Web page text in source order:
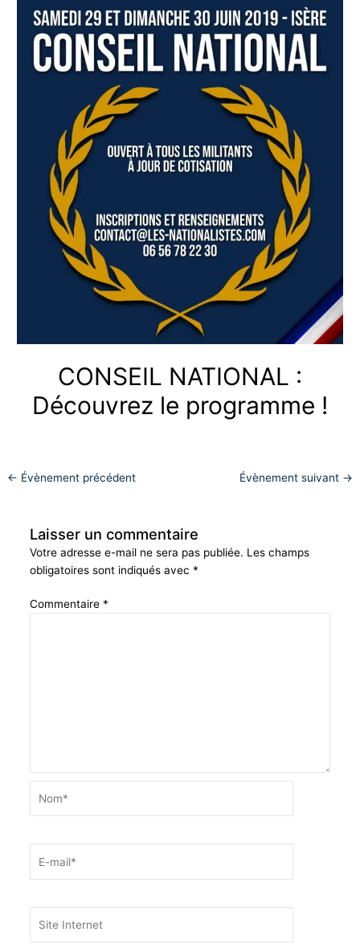
CONSEIL NATIONAL :
Découvrez le programme !
← Évènement précédent Évènement suivant →
Laisser un commentaire
Votre adresse e-mail ne sera pas publiée. Les champs
obligatoires sont indiqués avec *
Commentaire *
mail*
Internet